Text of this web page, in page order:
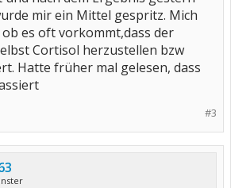
mir ein Mittel gespritz. Mich
es oft vorkommt,dass der
Cortisol herzustellen bzw
Hatte früher mal gelesen, dass
#3